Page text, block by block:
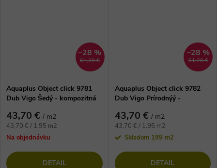
61,20 €
–28 %
Aquaplus Object click 9781
Dub Vigo Šedý - kompozitná
43,70 € / m2
Jednotková
cena:
43,70 € / 1.95 m2
Na objednávku
DETAIL
61,20 €
–28 %
Aquaplus Object click 9782
Dub Vigo Prírodnýý -
43,70 € / m2
Jednotková
cena:
43,70 € / 1.95 m2
Skladom 199 m2
DETAIL